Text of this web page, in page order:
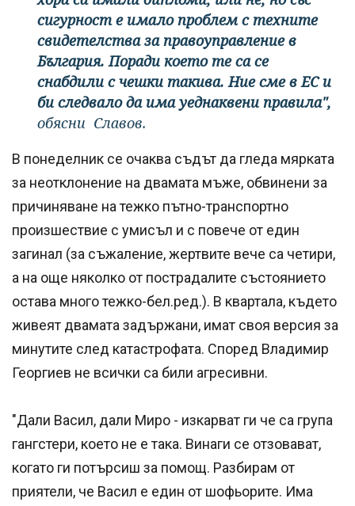
сигурност е имало проблем с техните
свидетелства за правоуправление в
България. Поради което те са се
снабдили с чешки такива. Ние сме в ЕС и
би следвало да има уеднаквени правила",
обясни Славов.
В понеделник се очаква съдът да гледа мярката
за неотклонение на двамата мъже, обвинени за
причиняване на тежко пътно-транспортно
произшествие с умисъл и с повече от един
загинал (за съжаление, жертвите вече са четири,
а на още няколко от пострадалите състоянието
остава много тежко-бел.ред.). В квартала, където
живеят двамата задържани, имат своя версия за
минутите след катастрофата. Според Владимир
Георгиев не всички са били агресивни.
"Дали Васил, дали Миро - изкарват ги че са група
гангстери, което не е така. Винаги се отзовават,
когато ги потърсиш за помощ. Разбирам от
приятели, че Васил е един от шофьорите. Има